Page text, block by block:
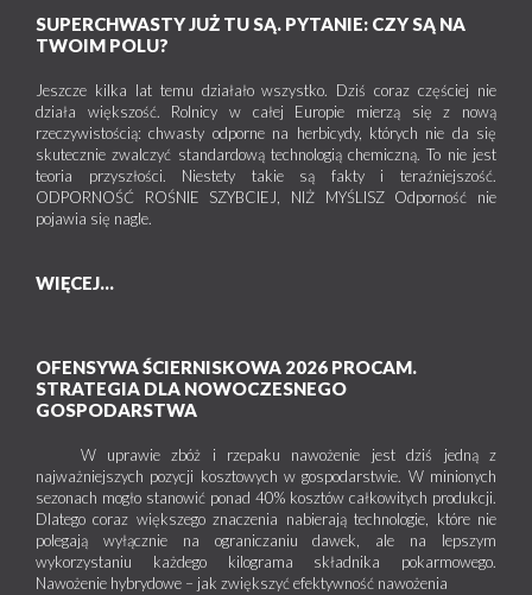
SUPERCHWASTY JUŻ TU SĄ. PYTANIE: CZY SĄ NA
TWOIM POLU?
Jeszcze kilka lat temu działało wszystko. Dziś coraz częściej nie
działa większość. Rolnicy w całej Europie mierzą się z nową
rzeczywistością: chwasty odporne na herbicydy, których nie da się
skutecznie zwalczyć standardową technologią chemiczną. To nie jest
teoria przyszłości. Niestety takie są fakty i teraźniejszość.
ODPORNOŚĆ ROŚNIE SZYBCIEJ, NIŻ MYŚLISZ Odporność nie
pojawia się nagle.
WIĘCEJ...
OFENSYWA ŚCIERNISKOWA 2026 PROCAM.
STRATEGIA DLA NOWOCZESNEGO
GOSPODARSTWA
W uprawie zbóż i rzepaku nawożenie jest dziś jedną z
najważniejszych pozycji kosztowych w gospodarstwie. W minionych
sezonach mogło stanowić ponad 40% kosztów całkowitych produkcji.
Dlatego coraz większego znaczenia nabierają technologie, które nie
polegają wyłącznie na ograniczaniu dawek, ale na lepszym
wykorzystaniu każdego kilograma składnika pokarmowego.
Nawożenie hybrydowe – jak zwiększyć efektywność nawożenia